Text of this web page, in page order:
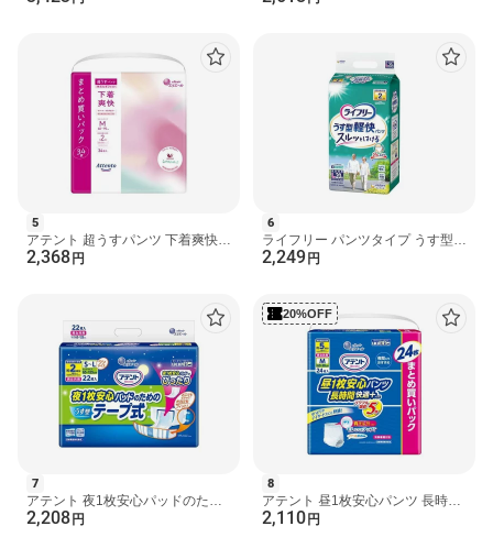
発売元、製造元、輸入元又は販売元
広告文責
楽天グループ株式会社 電話：050-5444-7654
[大人用紙おむつ 失禁用品 リリーフ]
kai#251218
5
アテント 超うすパンツ 下着爽快
エレガントピンクべージュ M 34枚
2,368 円
6
ライフリー パンツタイプ うす型軽
快パンツ Lサイズ 2回吸収 大人用
2,249 円
7
アテント 夜1枚安心パッドのため
の うす型テープ式 S〜L 22枚入
2,208 円
20%OFF
8
アテント 昼1枚安心パンツ 長時間
快適プラス Mサイズ 男女共用 24
2,110 円